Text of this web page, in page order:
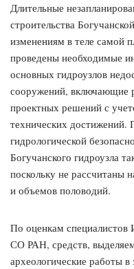
Длительные
строительства
изменениям в теле самой
проведены необходимые
основных гидроузлов
сооружений, включающие
проектных решений с
технических достижений.
гидрологической
Богучанского гидроузла
поскольку не рассчитаны
и объемов половодий.
По оценкам специалистов
СО РАН, средств,
археологические работы